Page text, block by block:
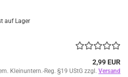
auf Lager
2,99 EUR
Kleinuntern.-Reg. §19 UStG zzgl. Versand